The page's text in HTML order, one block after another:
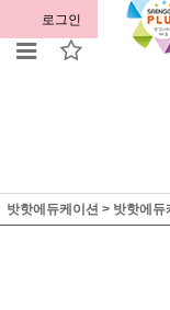
로그인
밧핫에듀케이션 > 밧핫에듀